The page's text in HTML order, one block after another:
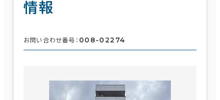
情報
お問い合わせ番号： 008-02274